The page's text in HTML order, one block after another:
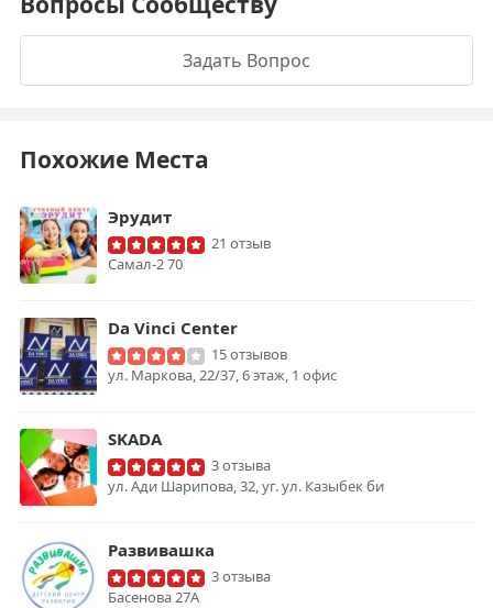
Задать Вопрос
Похожие Места
Эрудит
21 отзыв
Самал-2 70
Da Vinci Center
15 отзывов
ул. Маркова, 22/37, 6 этаж, 1 офис
SKADA
3 отзыва
ул. Ади Шарипова, 32, уг. ул. Казыбек би
Развивашка
3 отзыва
Басенова 27А